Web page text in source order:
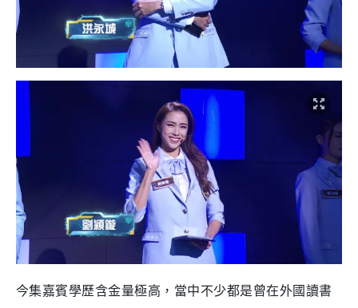
今集嘉賓學歷含金量極高，當中不少都是曾在外國讀書